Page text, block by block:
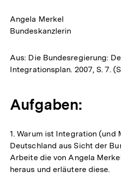
Angela Merkel
Bundeskanzlerin
Aus: Die Bundesregierung:
Integrationsplan. 2007, S. 7.
Aufgaben:
1. Warum ist Integration (und
Deutschland aus Sicht der
Arbeite die von Angela
heraus und erläutere diese.